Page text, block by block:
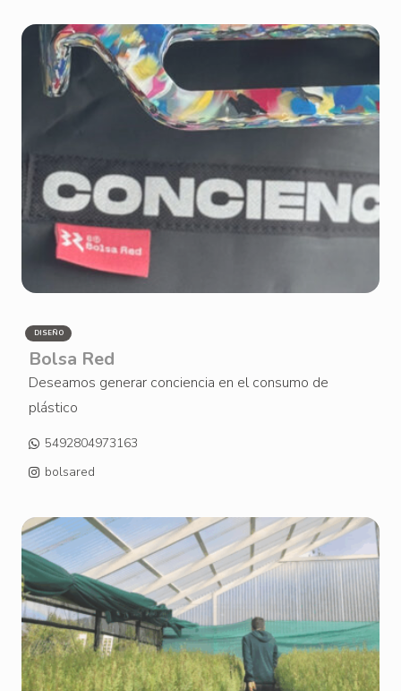
DISEÑO
Bolsa Red
Deseamos generar conciencia en el consumo de
plástico
5492804973163
bolsared